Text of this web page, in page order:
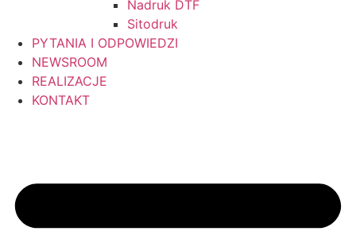
Nadruk DTF
Sitodruk
PYTANIA I ODPOWIEDZI
NEWSROOM
REALIZACJE
KONTAKT